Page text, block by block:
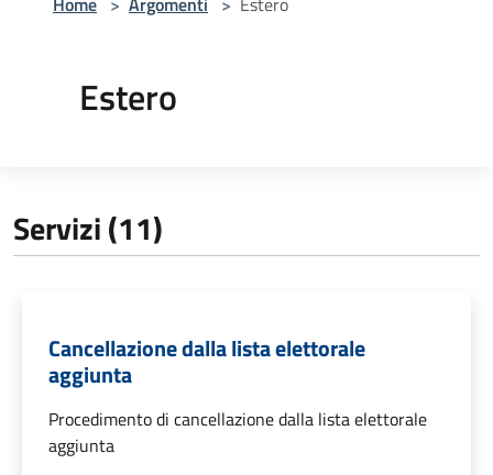
Estero
Servizi (11)
Cancellazione dalla lista elettorale
aggiunta
Procedimento di cancellazione dalla lista elettorale
aggiunta